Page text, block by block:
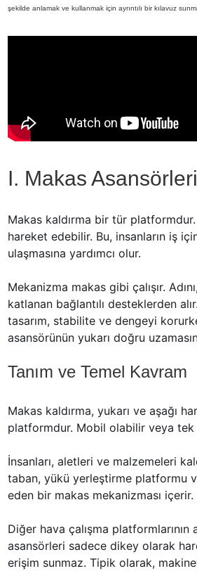
şekilde anlamak ve kullanmak için ayrıntılı bir kılavuz
I. Makas
Makas kaldırma bir tür platformdur.
hareket edebilir. Bu, insanların iş
ulaşmasına yardımcı olur.
Mekanizma makas gibi çalışır.
katlanan bağlantılı desteklerden
tasarım, stabilite ve dengeyi
asansörünün yukarı doğru
Tanım ve Temel Kavram
Makas kaldırma, yukarı ve aşağı
platformdur. Mobil olabilir veya
İnsanları, aletleri ve malzemeleri
taban, yükü yerleştirme platformu
eden bir makas mekanizması içerir.
Diğer hava çalışma platformlarının
asansörleri sadece dikey olarak
erişim sunmaz. Tipik olarak,